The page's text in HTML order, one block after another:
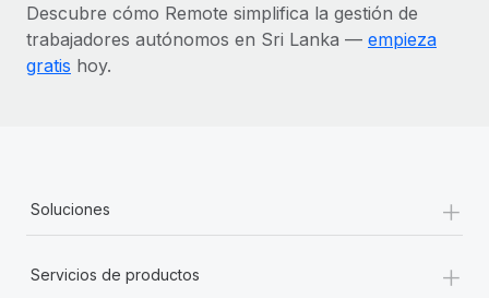
Descubre cómo Remote simplifica la gestión de
trabajadores autónomos en Sri Lanka — empieza
gratis hoy.
Soluciones +
Servicios de productos +